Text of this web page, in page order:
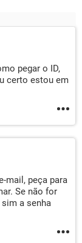
pegar o ID,
certo estou em
mail, peça para
Se não for
a senha